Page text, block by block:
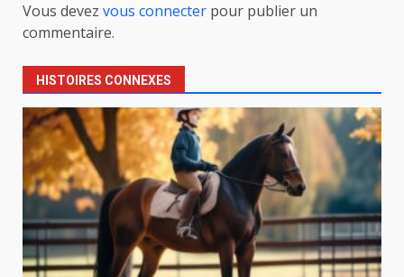
Vous devez vous connecter pour publier un
commentaire.
HISTOIRES CONNEXES